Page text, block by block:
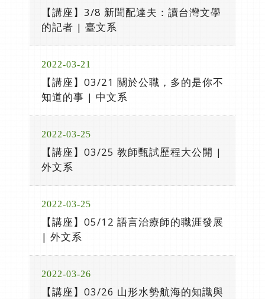
【講座】3/8 新聞配達夫：讀台灣文學
的記者 | 臺文系
2022-03-21
【講座】03/21 關於公職，多的是你不
知道的事 | 中文系
2022-03-25
【講座】03/25 教師甄試歷程大公開 |
外文系
2022-03-25
【講座】05/12 語言治療師的職涯發展
| 外文系
2022-03-26
【講座】03/26 山形水勢航海的知識與